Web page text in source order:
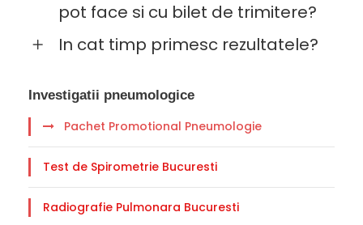
pot face si cu bilet de trimitere?
In cat timp primesc rezultatele?
Investigatii pneumologice
Pachet Promotional Pneumologie
Test de Spirometrie Bucuresti
Radiografie Pulmonara Bucuresti